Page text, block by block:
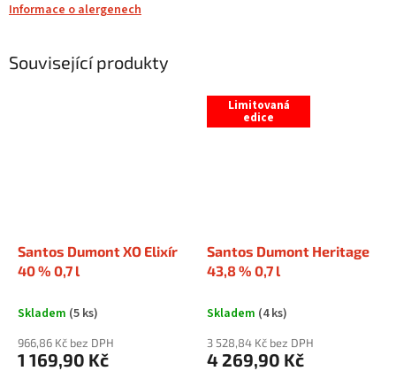
Informace o alergenech
Související produkty
Santos Dumont XO Elixír
40 % 0,7 l
Skladem (5 ks)
966,86 Kč bez DPH
1 169,90 Kč
Limitovaná
edice
Santos Dumont Heritage
43,8 % 0,7 l
Skladem (4 ks)
3 528,84 Kč bez DPH
4 269,90 Kč